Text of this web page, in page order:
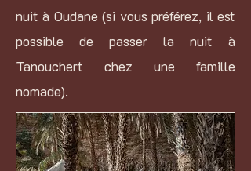
nuit à Oudane (si vous préférez, il est
possible de passer la nuit à
Tanouchert chez une famille
nomade).